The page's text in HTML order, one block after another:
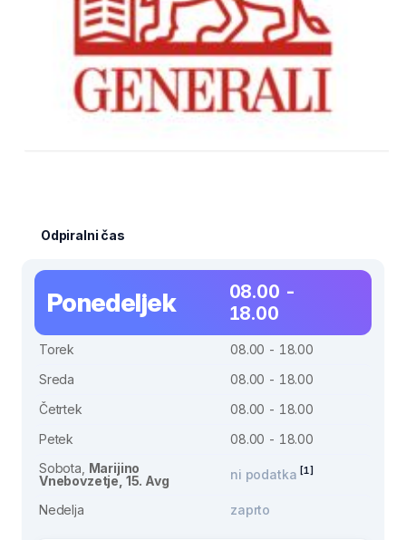
Odpiralni čas
Ponedeljek
08.00 -
18.00
Torek
08.00 - 18.00
Sreda
08.00 - 18.00
Četrtek
08.00 - 18.00
Petek
08.00 - 18.00
Sobota, Marijino
Vnebovzetje, 15. Avg
ni podatka [1]
Nedelja zaprto